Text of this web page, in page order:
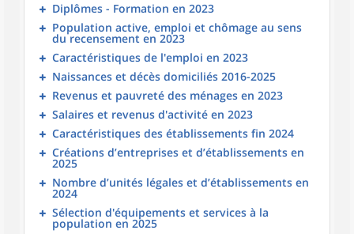
Diplômes - Formation en 2023
Population active, emploi et chômage au sens
du recensement en 2023
Caractéristiques de l'emploi en 2023
Naissances et décès domiciliés 2016-2025
Revenus et pauvreté des ménages en 2023
Salaires et revenus d'activité en 2023
Caractéristiques des établissements fin 2024
Créations d’entreprises et d’établissements en
2025
Nombre d’unités légales et d’établissements en
2024
Sélection d'équipements et services à la
population en 2025